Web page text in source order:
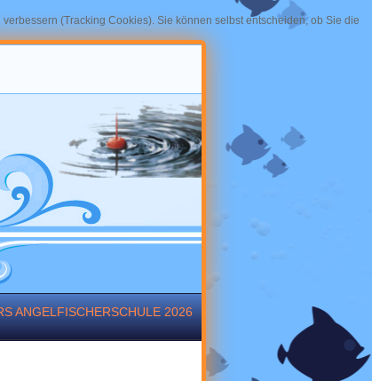
ANGELFISCHERSCHULE 2026
(Tracking Cookies). Sie können selbst entscheiden, ob Sie die